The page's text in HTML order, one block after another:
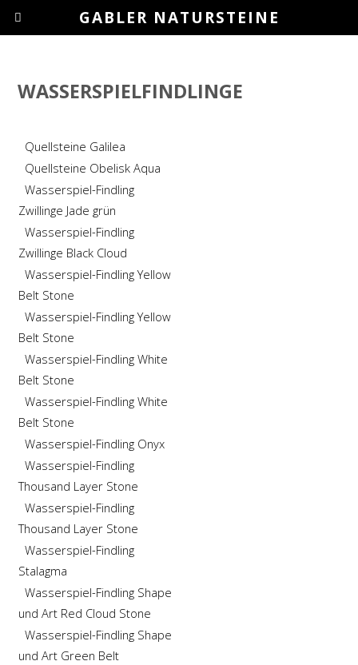
WASSERSPIELFINDLINGE
Quellsteine Galilea
Quellsteine Obelisk Aqua
Wasserspiel-Findling
Zwillinge Jade grün
Wasserspiel-Findling
Zwillinge Black Cloud
Wasserspiel-Findling Yellow
Belt Stone
Wasserspiel-Findling Yellow
Belt Stone
Wasserspiel-Findling White
Belt Stone
Wasserspiel-Findling White
Belt Stone
Wasserspiel-Findling Onyx
Wasserspiel-Findling
Thousand Layer Stone
Wasserspiel-Findling
Thousand Layer Stone
Wasserspiel-Findling
Stalagma
Wasserspiel-Findling Shape
und Art Red Cloud Stone
Wasserspiel-Findling Shape
und Art Green Belt
GABLER NATURSTEINE